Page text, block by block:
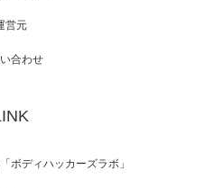
BS「COOL JAPAN 」にてマッス
さんに…
営元
合わせ
ボディハッカーズラボ」